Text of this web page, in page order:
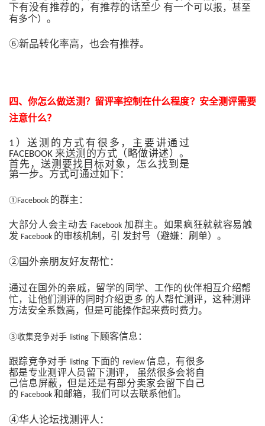
下有没有推荐的，有推荐的话至少 有一个可以报，甚至
有多个）。
⑥新品转化率高，也会有推荐。
四、你怎么做送测？留评率控制在什么程度？安全测评需要
注意什么？
1 ）送测的方式有很多，主要讲通过
FACEBOOK来送测的方式（略做讲述）。
首先，送测要找目标对象，怎么找到是
第一步。方式可通过如下：
①Facebook 的群主：
大部分人会主动去 Facebook 加群主。如果疯狂就就容易触
发 Facebook 的审核机制，引 发封号（避嫌：刷单）。
②国外亲朋友好友帮忙：
通过在国外的亲戚，留学的同学、工作的伙伴相互介绍帮
忙，让他们测评的同时介绍更多 的人帮忙测评，这种测评
方法安全系数高，但是可能操作起来费时费力。
③收集竞争对手 listing 下顾客信息：
跟踪竞争对手 listing 下面的 review信息，有很多
都是专业测评人员留下测评，
虽然很多会将自
己信息屏蔽，但是还是有部分卖家会留下自己
的 Facebook 和邮箱，我们可以去联系他们。
④华人论坛找测评人：